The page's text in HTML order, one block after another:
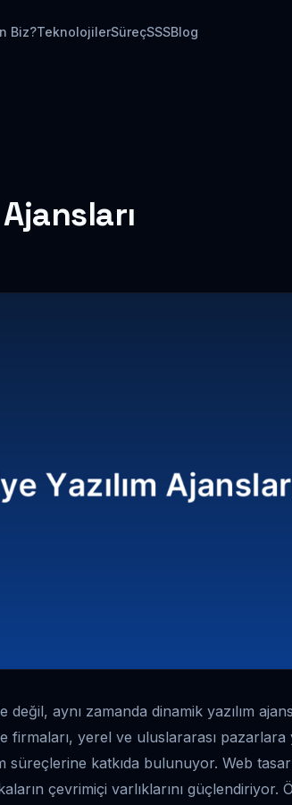
Biz?TeknolojilerSüreçSSSBlog
aynı zamanda dinamik yazılım
firmaları, yerel ve uluslararası
süreçlerine katkıda bulunuyor. Web
çevrimiçi varlıklarını güçlendiriyor.